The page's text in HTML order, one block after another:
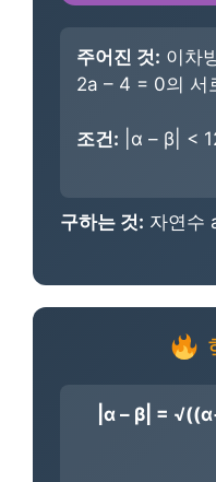
주어진 것: 이차
2a – 4 = 0의 서
조건: |α – β| <
구하는 것: 자연수
|α – β| =